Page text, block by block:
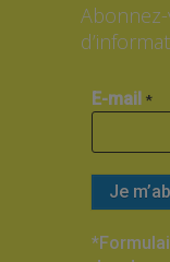
E-mail *